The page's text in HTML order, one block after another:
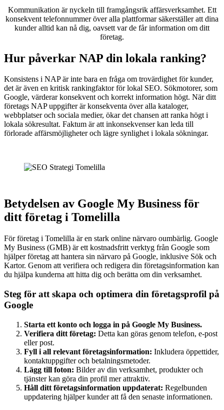
Kommunikation är nyckeln till framgångsrik affärsverksamhet. Ett
konsekvent telefonnummer över alla plattformar säkerställer att dina
kunder alltid kan nå dig, oavsett var de får information om ditt
företag.
Hur påverkar NAP din lokala ranking?
Konsistens i NAP är inte bara en fråga om trovärdighet för kunder,
det är även en kritisk rankingfaktor för lokal SEO. Sökmotorer, som
Google, värderar konsekvent och korrekt information högt. När ditt
företags NAP uppgifter är konsekventa över alla kataloger,
webbplatser och sociala medier, ökar det chansen att ranka högt i
lokala sökresultat. Faktum är att inkonsekvenser kan leda till
förlorade affärsmöjligheter och lägre synlighet i lokala sökningar.
Betydelsen av Google My Business för
ditt företag i Tomelilla
För företag i Tomelilla är en stark online närvaro oumbärlig. Google
My Business (GMB) är ett kostnadsfritt verktyg från Google som
hjälper företag att hantera sin närvaro på Google, inklusive Sök och
Kartor. Genom att verifiera och redigera din företagsinformation kan
du hjälpa kunderna att hitta dig och berätta om din verksamhet.
Steg för att skapa och optimera din företagsprofil på
Google
Starta ett konto och logga in på Google My Business.
Verifiera ditt företag: Detta kan göras genom telefon, e-post
eller post.
Fyll i all relevant företagsinformation: Inkludera öppettider,
kontaktuppgifter och betalningsmetoder.
Lägg till foton: Bilder av din verksamhet, produkter och
tjänster kan göra din profil mer attraktiv.
Håll ditt företagsinformation uppdaterat: Regelbunden
uppdatering hjälper kunder att få den senaste informationen.